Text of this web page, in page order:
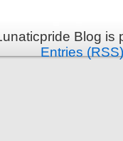
Blog is
Entries (RSS)